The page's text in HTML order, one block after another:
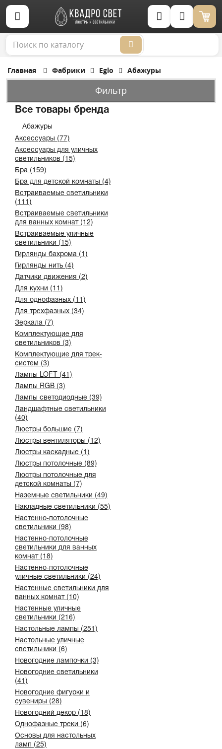
Корзина (0)
Главная Фабрики Eglo Абажуры
Фильтр
Все товары бренда
Абажуры
Аксессуары (77)
Аксессуары для уличных
светильников (15)
Бра (159)
Бра для детской комнаты (4)
Встраиваемые светильники
(111)
Встраиваемые светильники
для ванных комнат (12)
Встраиваемые уличные
светильники (15)
Гирлянды бахрома (1)
Гирлянды нить (4)
Датчики движения (2)
Для кухни (11)
Для однофазных (11)
Для трехфазных (34)
Зеркала (7)
Комплектующие для
светильников (3)
Комплектующие для трек-
систем (3)
Лампы LOFT (41)
Лампы RGB (3)
Лампы светодиодные (39)
Ландшафтные светильники
(40)
Люстры большие (7)
Люстры вентиляторы (12)
Люстры каскадные (1)
Люстры потолочные (89)
Люстры потолочные для
детской комнаты (7)
Наземные светильники (49)
Накладные светильники (55)
Настенно-потолочные
светильники (98)
Настенно-потолочные
светильники для ванных
комнат (18)
Настенно-потолочные
уличные светильники (24)
Настенные светильники для
ванных комнат (10)
Настенные уличные
светильники (216)
Настольные лампы (251)
Настольные уличные
светильники (6)
Новогодние лампочки (3)
Новогодние светильники
(41)
Новогодние фигурки и
сувениры (28)
Новогодний декор (18)
Однофазные треки (6)
Основы для настольных
ламп (25)